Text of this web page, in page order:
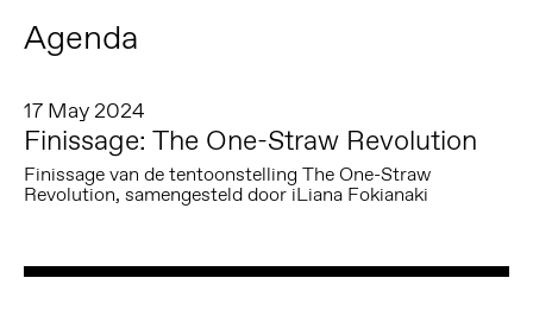
Agenda
17 May 2024
Finissage: The One-Straw Revolution
Finissage van de tentoonstelling The One-Straw
Revolution, samengesteld door iLiana Fokianaki